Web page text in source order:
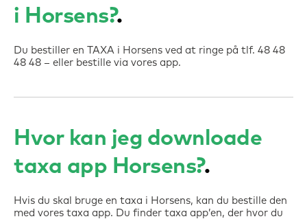
i Horsens?
Du bestiller en TAXA i Horsens ved at ringe på tlf. 48 48
48 48 – eller bestille via vores app.
Hvor kan jeg downloade
taxa app Horsens?
Hvis du skal bruge en taxa i Horsens, kan du bestille den
med vores taxa app. Du finder taxa app’en, der hvor du